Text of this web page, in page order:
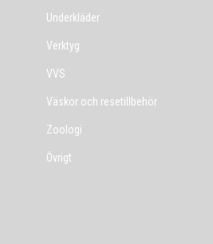
Underkläder
Verktyg
VVS
Väskor och resetillbehör
Zoologi
Övrigt